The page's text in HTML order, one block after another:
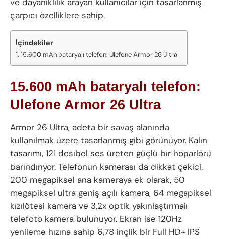
ve dayanıklılık arayan kullanıcılar için tasarlanmış
çarpıcı özelliklere sahip.
İçindekiler
15.600 mAh bataryalı telefon: Ulefone Armor 26 Ultra
15.600 mAh bataryalı telefon:
Ulefone Armor 26 Ultra
Armor 26 Ultra, adeta bir savaş alanında
kullanılmak üzere tasarlanmış gibi görünüyor. Kalın
tasarımı, 121 desibel ses üreten güçlü bir hoparlörü
barındırıyor. Telefonun kamerası da dikkat çekici.
200 megapiksel ana kameraya ek olarak, 50
megapiksel ultra geniş açılı kamera, 64 megapiksel
kızılötesi kamera ve 3,2x optik yakınlaştırmalı
telefoto kamera bulunuyor. Ekran ise 120Hz
yenileme hızına sahip 6,78 inçlik bir Full HD+ IPS